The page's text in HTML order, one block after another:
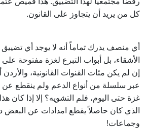
كل من يريد أن يتجاوز على القانون.
أي منصف يدرك تماماً أنه لا يوجد أي تضييق
الأشقاء، بل أبواب التبرع لغزة مفتوحة
إن لم يكن مئات القنوات القانونية،
عبر سلسلة من أنواع الدعم ولم ينقطع
غزة حتى اليوم، فلم التشويه؟ إلا إذا كان
الذي كان حاصلاً يقطع امدادات عن البعض
وجماعات!